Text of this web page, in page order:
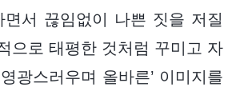
서 끊임없이 나쁜 짓을 저질
으로 태평한 것처럼 꾸미고 자
광스러우며 올바른’ 이미지를